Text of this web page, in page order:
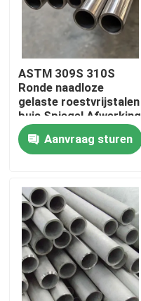
Ongeveer ons
Fabrieksreis
Kwaliteitscontrole
Nieuws
Gevallen
ss naadloze buis
ASTM 309S 310S
Ronde naadloze
gelaste roestvrijstalen
buis Spiegel Afwerking
Gepolijst
Aanvraag sturen